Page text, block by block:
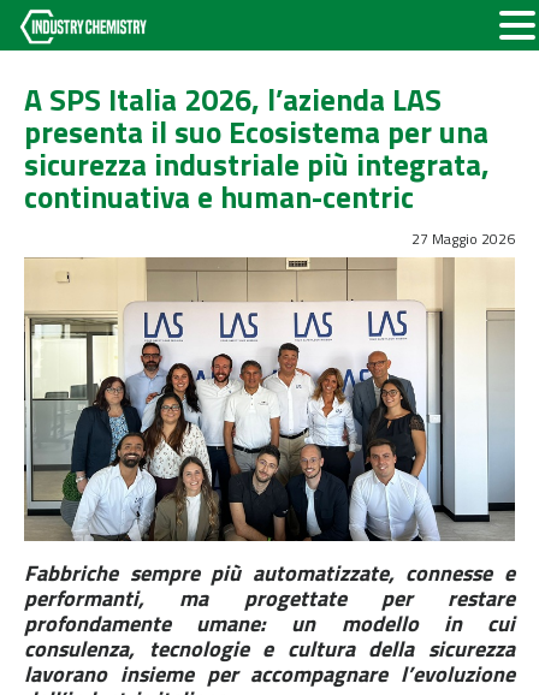
A SPS Italia 2026, l’azienda LAS
presenta il suo Ecosistema per una
sicurezza industriale più integrata,
continuativa e human-centric
27 Maggio 2026
Fabbriche sempre più automatizzate, connesse e
performanti, ma progettate per restare
profondamente umane: un modello in cui
consulenza, tecnologie e cultura della sicurezza
lavorano insieme per accompagnare l’evoluzione